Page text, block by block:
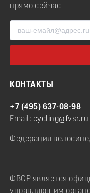
прямо сейчас
КОНТАКТЫ
+7 (495) 637-08-98
Email: cycling@fvsr.ru
Федерация
ФВСР является